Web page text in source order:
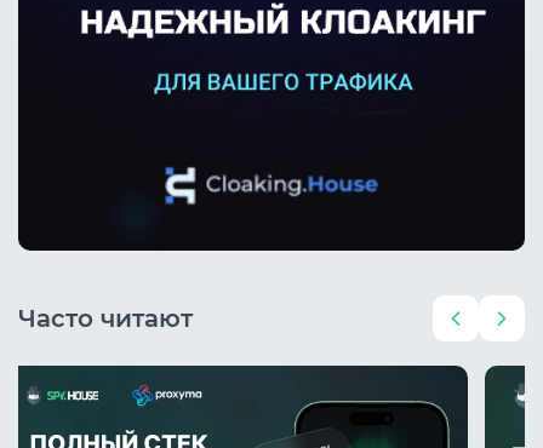
Часто читают